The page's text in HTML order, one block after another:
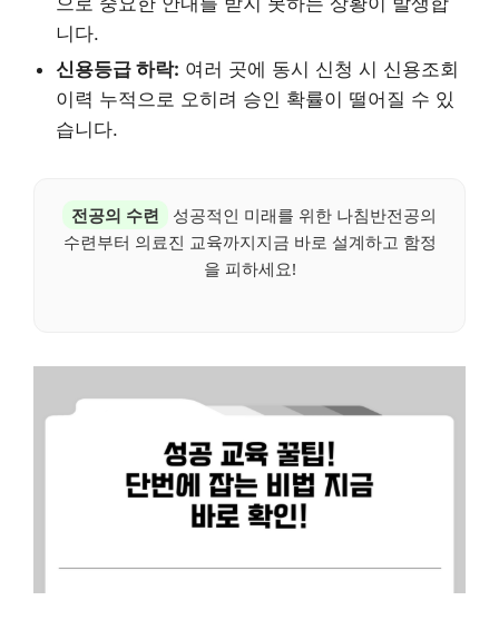
니다.
신용등급 하락: 여러 곳에 동시 신청 시 신용조회
이력 누적으로 오히려 승인 확률이 떨어질 수 있
습니다.
전공의 수련
성공적인 미래를 위한 나침반전공의
수련부터 의료진 교육까지지금 바로 설계하고 함정
을 피하세요!